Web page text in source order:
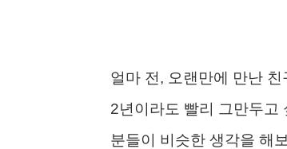
얼마 전, 오랜만에 만난
2년이라도 빨리 그만두고
분들이 비슷한 생각을 해